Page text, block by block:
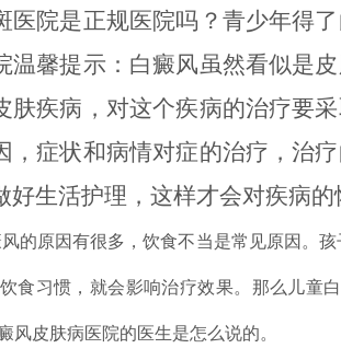
院是正规医院吗？青少年得了
温馨提示：白癜风虽然看似是
肤疾病，对这个疾病的治疗要
，症状和病情对症的治疗，治
好生活护理，这样才会对疾病的
原因有很多，饮食不当是常见原因。孩
食习惯，就会影响治疗效果。那么儿童
风皮肤病医院的医生是怎么说的。